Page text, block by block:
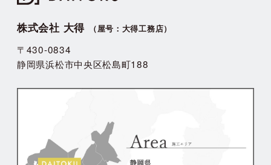
株式会社 大得 （屋号：大得工務店）
〒430-0834
静岡県浜松市中央区松島町188